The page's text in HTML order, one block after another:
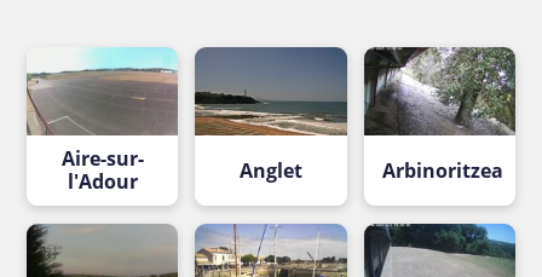
Aire-sur-
l'Adour
Anglet Arbinoritzea